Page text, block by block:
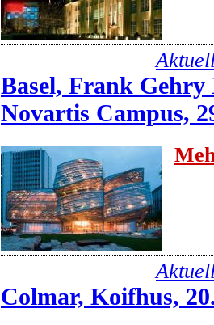
Basel, Frank Gehry
Novartis Campus,
Colmar, Koifhus,